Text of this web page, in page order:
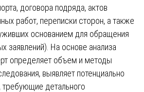
договора подряда, актов
работ, переписки сторон, а также
основанием для обращения
заявлений). На основе анализа
определяет объем и методы
выявляет потенциально
детального